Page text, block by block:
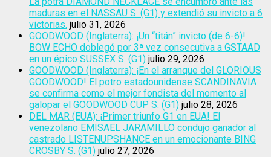
maduras en el NASSAU S. (G1) y extendió su invicto a 6
victorias. julio 31, 2026
GOODWOOD (Inglaterra): ¡Un “titán” invicto (de 6-6)!
BOW ECHO doblegó por 3ª vez consecutiva a GSTAAD
en un épico SUSSEX S. (G1) julio 29, 2026
GOODWOOD (Inglaterra): ¡En el arranque del GLORIOUS
GOODWOOD! El potro estadounidense SCANDINAVIA
se confirma como el mejor fondista del momento al
galopar el GOODWOOD CUP S. (G1) julio 28, 2026
DEL MAR (EUA): ¡Primer triunfo G1 en EUA! El
venezolano EMISAEL JARAMILLO condujo ganador al
castrado LISTENUPSHANCE en un emocionante BING
CROSBY S. (G1) julio 27, 2026